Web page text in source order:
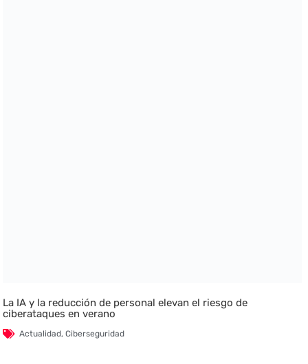
La IA y la reducción de personal elevan el riesgo de
ciberataques en verano
Actualidad,Ciberseguridad